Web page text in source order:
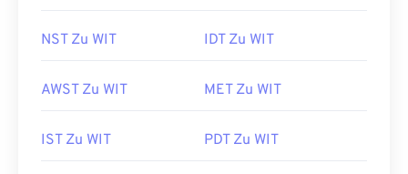
NST Zu WIT IDT Zu WIT
AWST Zu WIT MET Zu WIT
IST Zu WIT PDT Zu WIT